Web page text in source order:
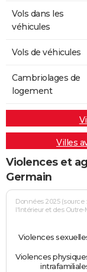
Vols dans les
véhicules
Vols de véhicules
Cambriolages de
logement
Villes
Violences et
Germain
Données 2025
l'Intérieur et des Outre-
Violences
Violences